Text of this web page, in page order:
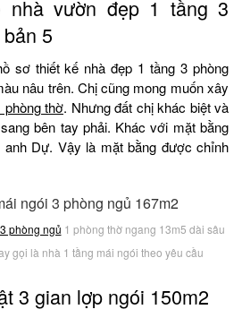
nhà vườn đẹp 1 tầng 3
5
sơ thiết kế nhà đẹp 1 tầng 3 phòng
nâu trên. Chị cũng mong muốn xây
phòng thờ. Nhưng đất chị khác biệt và
bên tay phải. Khác với mặt bằng
Dự. Vậy là mặt bằng được chỉnh
phòng ngủ 1 phòng thờ ngang 13m5 dài sâu
gọi là nhà 1 tầng mái ngói theo yêu cầu
3 gian lợp ngói 150m2